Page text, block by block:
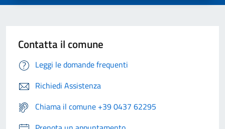
Contatta il comune
Leggi le domande frequenti
Richiedi Assistenza
Chiama il comune +39 0437 62295